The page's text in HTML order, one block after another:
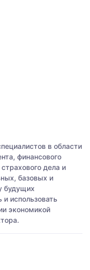
в области
финансового
дела и
базовых и
будущих
использовать
экономикой